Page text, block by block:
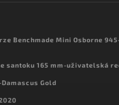
Benchmade Mini Osborne
santoku 165 mm-uživatelská
Gold